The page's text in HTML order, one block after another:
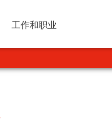
工作和职业